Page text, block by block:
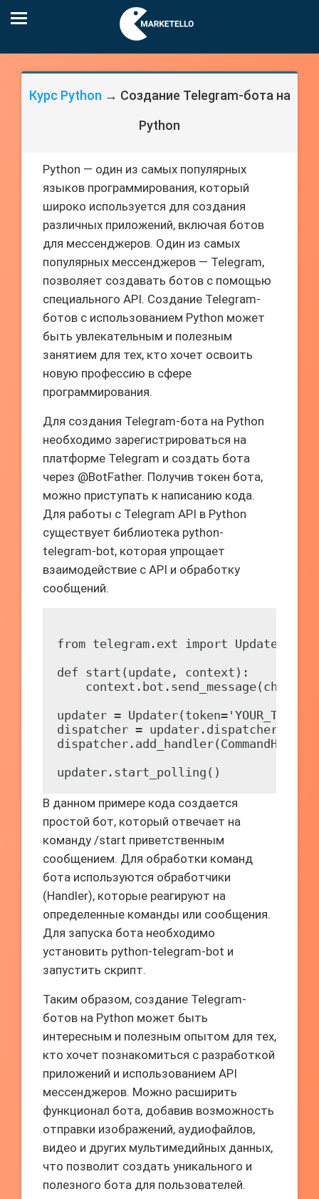
Курс Python → Создание Telegram-бота на
Python
Python — один из самых популярных
языков программирования, который
широко используется для создания
различных приложений, включая ботов
для мессенджеров. Один из самых
популярных мессенджеров — Telegram,
позволяет создавать ботов с помощью
специального API. Создание Telegram-
ботов с использованием Python может
быть увлекательным и полезным
занятием для тех, кто хочет освоить
новую профессию в сфере
программирования.
Для создания Telegram-бота на Python
необходимо зарегистрироваться на
платформе Telegram и создать бота
через @BotFather. Получив токен бота,
можно приступать к написанию кода.
Для работы с Telegram API в Python
существует библиотека python-
telegram-bot, которая упрощает
взаимодействие с API и обработку
сообщений.
from telegram.ext import Updater,
def start(update, context):
updater =
dispatcher = updater.dispatcher
В данном примере кода создается
простой бот, который отвечает на
команду /start приветственным
сообщением. Для обработки команд
бота используются обработчики
(Handler), которые реагируют на
определенные команды или сообщения.
Для запуска бота необходимо
установить python-telegram-bot и
запустить скрипт.
Таким образом, создание Telegram-
ботов на Python может быть
интересным и полезным опытом для тех,
кто хочет познакомиться с разработкой
приложений и использованием API
мессенджеров. Можно расширить
функционал бота, добавив возможность
отправки изображений, аудиофайлов,
видео и других мультимедийных данных,
что позволит создать уникального и
полезного бота для пользователей.